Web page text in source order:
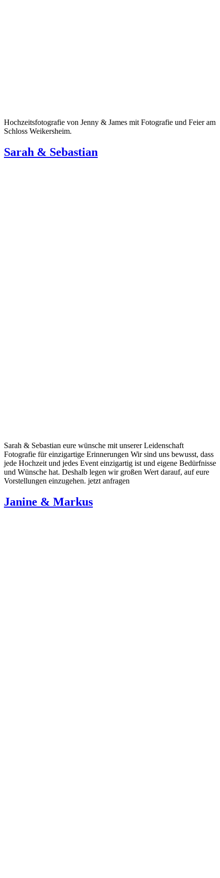
Hochzeitsfotografie von Jenny & James mit Fotografie und Feier am
Schloss Weikersheim.
Sarah & Sebastian
Sarah & Sebastian eure wünsche mit unserer Leidenschaft
Fotografie für einzigartige Erinnerungen Wir sind uns bewusst, dass
jede Hochzeit und jedes Event einzigartig ist und eigene Bedürfnisse
und Wünsche hat. Deshalb legen wir großen Wert darauf, auf eure
Vorstellungen einzugehen. jetzt anfragen
Janine & Markus